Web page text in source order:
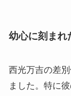
幼心に刻まれ
西光万吉の差
ました。特に